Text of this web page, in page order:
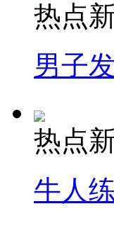
热点
男子
热点
牛人